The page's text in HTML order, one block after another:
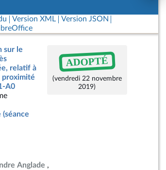
Version XML
Version JSON
sur le
relatif à
proximité
A0
ADOPTÉ
(vendredi 22 novembre
2019)
Anglade